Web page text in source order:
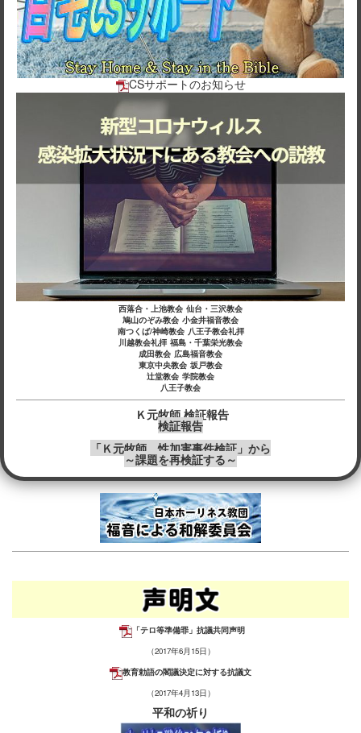
CSサポートのお知らせ
西落合・上池教会 仙台・三沢教会
鳩山のぞみ教会 小金井福音教会
南つくば/神崎教会 八王子教会礼拝
川越教会礼拝 福島・千葉栄光教会
成田教会 広島福音教会
東京中央教会 坂戸教会
辻堂教会 学院教会
八王子教会
Ｋ元牧師 検証報告
検証報告
「Ｋ元牧師 性加害事件検証」から
～課題を再検証する～
「テロ等準備罪」抗議共同声明
（2017年6月15日）
教育勅語の閣議決定に対する抗議文
（2017年4月13日）
平和の祈り